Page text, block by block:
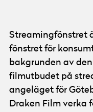
Streamingfönstret
fönstret för
bakgrunden av
filmutbudet på
angeläget för
Draken Film verka